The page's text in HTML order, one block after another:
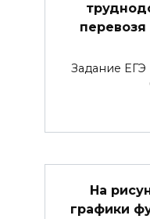
Задание ЕГЭ
На
графики